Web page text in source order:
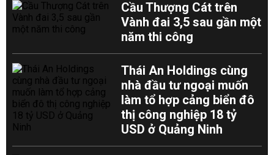
Cầu Thượng Cát trên
Vành đai 3,5 sau gần một
năm thi công
Thái An Holdings cùng
nhà đầu tư ngoại muốn
làm tổ hợp cảng biển đô
thị công nghiệp 18 tỷ
USD ở Quảng Ninh